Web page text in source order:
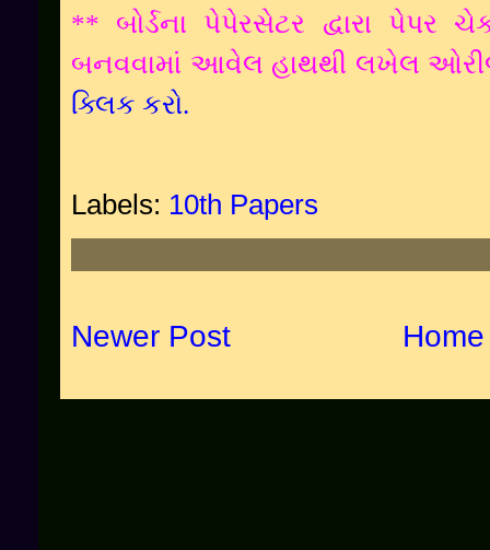
** બોર્ડના પેપેરસેટર દ્વારા પેપર
બનવવામાં આવેલ હાથથી લખેલ
ક્લિક કરો.
Labels: 10th Papers
Newer Post Home